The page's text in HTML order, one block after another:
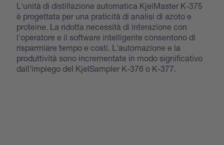
L'unità di distillazione automatica KjelMaster K-375
è progettata per una praticità di analisi di azoto e
proteine. La ridotta necessità di interazione con
l'operatore e il software intelligente consentono di
risparmiare tempo e costi. L'automazione e la
produttività sono incrementate in modo significativo
dall'impiego del KjelSampler K-376 o K-377.